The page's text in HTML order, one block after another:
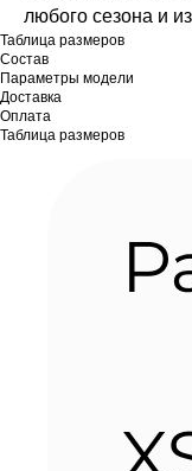
любого сезона и
Таблица размеров
Состав
Параметры модели
Доставка
Оплата
Таблица размеров